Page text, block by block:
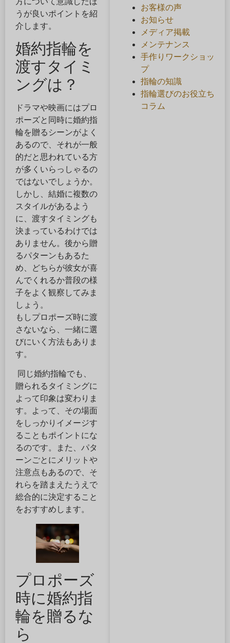
うが良いポイントを紹
介します。
婚約指輪を
渡すタイミ
ングは？
ドラマや映画にはプロ
ポーズと同時に婚約指
輪を贈るシーンがよく
あるので、それが一般
的だと思われている方
が多くいらっしゃるの
ではないでしょうか。
しかし、結婚に複数の
スタイルがあるよう
に、渡すタイミングも
決まっているわけでは
ありません。後から贈
るパターンもあるた
め、どちらが彼女が喜
んでくれるか普段の様
子をよく観察してみま
しょう。
もしプロポーズ時に渡
さないなら、一緒に選
びにいく方法もありま
す。
同じ婚約指輪でも、
贈られるタイミングに
よって印象は変わりま
す。よって、その場面
をしっかりイメージす
ることもポイントにな
るのです。また、パタ
ーンごとにメリットや
注意点もあるので、そ
れらを踏まえたうえで
総合的に決定すること
をおすすめします。
プロポーズ
時に婚約指
輪を贈るな
ら
お客様の声
お知らせ
メディア掲載
メンテナンス
手作りワークショッ
プ
指輪の知識
指輪選びのお役立ち
コラム